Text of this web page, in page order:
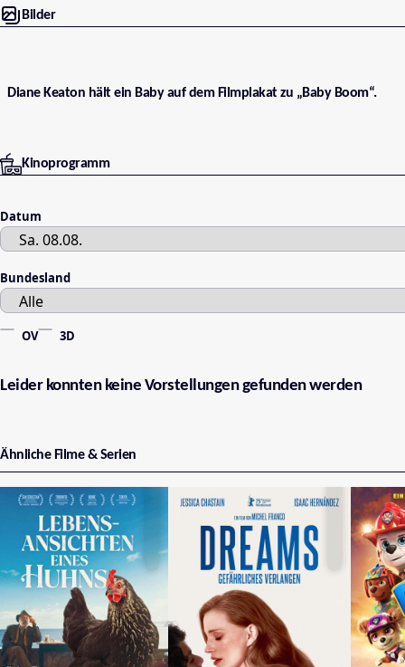
Bilder
Diane Keaton hält ein Baby auf dem Filmplakat zu „Baby Boom“.
Kinoprogramm
Datum
Bundesland
OV 3D
Leider konnten keine Vorstellungen gefunden werden
Ähnliche Filme & Serien